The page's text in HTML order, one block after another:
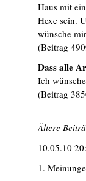
Haus mit
Hexe sein.
wünsche
(Beitrag
Dass alle
Ich
(Beitrag
Ältere
10.05.10
1.